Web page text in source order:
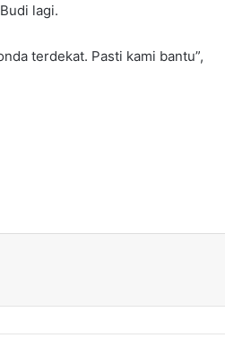
lagi.
terdekat. Pasti kami bantu”,